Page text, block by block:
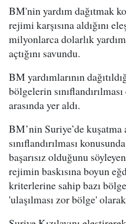
BM'nin yardım dağıtmak
rejimi karşısına aldığını
milyonlarca dolarlık
açtığını savundu.
BM yardımlarının
bölgelerin
arasında yer aldı.
BM’nin Suriye’de
sınıflandırılması
başarısız olduğunu
rejimin baskısına boyun
kriterlerine sahip bazı
'ulaşılması zor bölge'